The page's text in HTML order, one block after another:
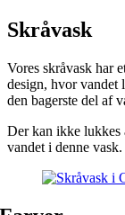
Skråvask
Vores skråvask har
design, hvor vandet
den bagerste del af
Der kan ikke lukkes
vandet i denne vask.